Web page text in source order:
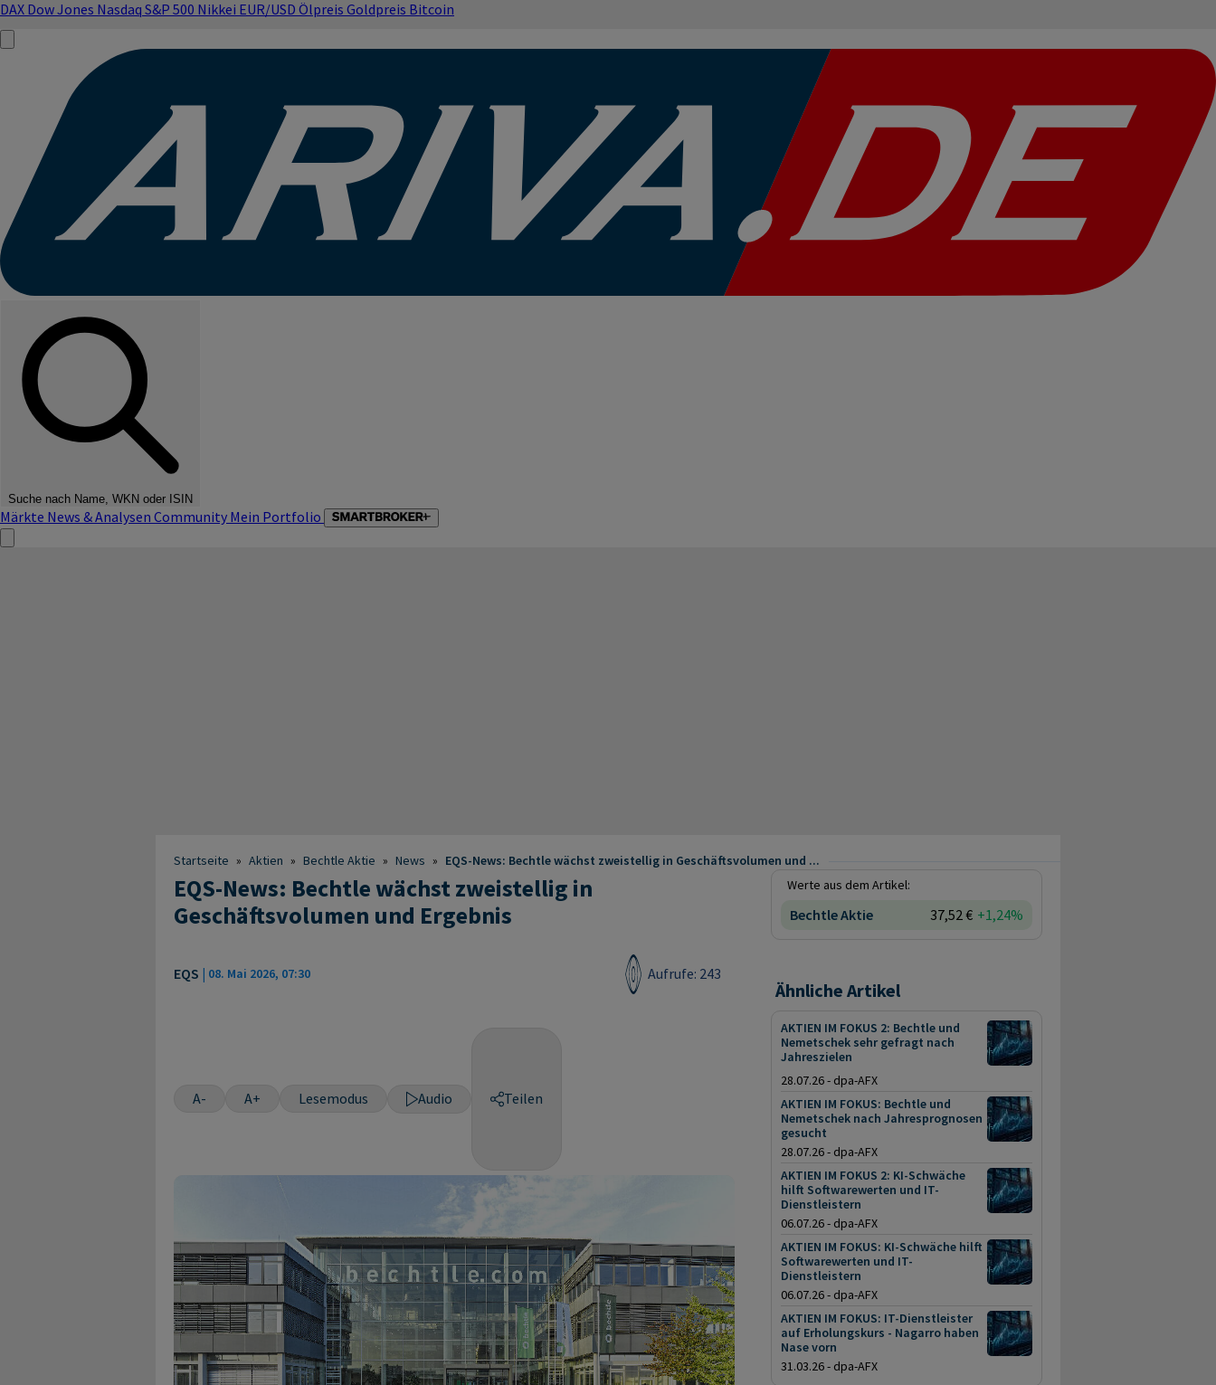
DAX Dow Jones Nasdaq S&P 500 Nikkei EUR/USD Ölpreis Goldpreis Bitcoin
Suche nach Name, WKN oder ISIN
Märkte News & Analysen Community Mein Portfolio
Startseite » Aktien » Bechtle Aktie » News » EQS-News: Bechtle wächst zweistellig in Geschäftsvolumen und ...
EQS-News: Bechtle wächst zweistellig in
Geschäftsvolumen und Ergebnis
EQS | 08. Mai 2026, 07:30 Aufrufe: 243
A- A+ Lesemodus Audio Teilen
Werte aus dem Artikel:
Bechtle Aktie 37,52 € +1,24%
Ähnliche Artikel
AKTIEN IM FOKUS 2: Bechtle und
Nemetschek sehr gefragt nach
Jahreszielen
28.07.26 - dpa-AFX
AKTIEN IM FOKUS: Bechtle und
Nemetschek nach Jahresprognosen
gesucht
28.07.26 - dpa-AFX
AKTIEN IM FOKUS 2: KI-Schwäche
hilft Softwarewerten und IT-
Dienstleistern
06.07.26 - dpa-AFX
AKTIEN IM FOKUS: KI-Schwäche hilft
Softwarewerten und IT-
Dienstleistern
06.07.26 - dpa-AFX
AKTIEN IM FOKUS: IT-Dienstleister
auf Erholungskurs - Nagarro haben
Nase vorn
31.03.26 - dpa-AFX